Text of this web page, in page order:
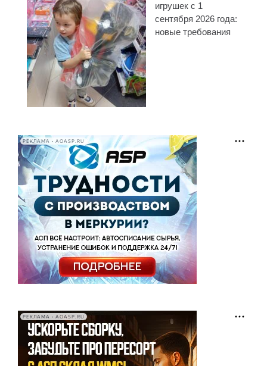
игрушек с 1
сентября 2026 года:
новые требования
РЕКЛАМА • AOASP.RU
РЕКЛАМА • AOASP.RU